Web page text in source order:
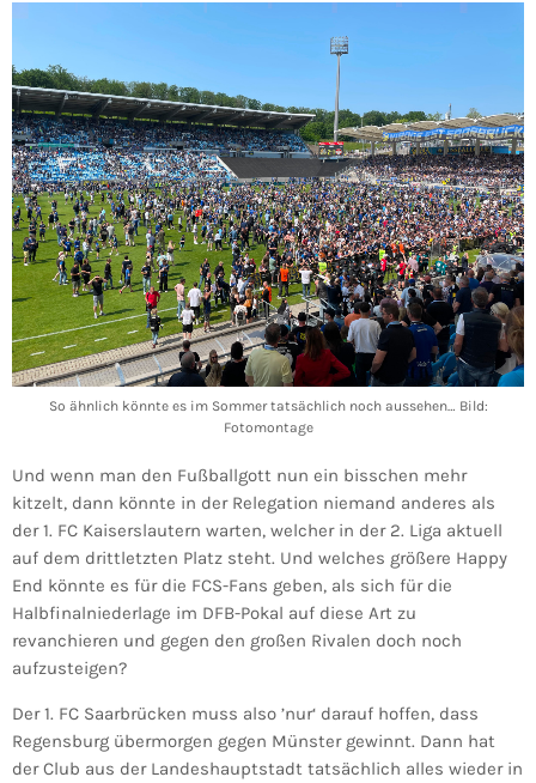
So ähnlich könnte es im Sommer tatsächlich noch aussehen… Bild:
Fotomontage
Und wenn man den Fußballgott nun ein bisschen mehr
kitzelt, dann könnte in der Relegation niemand anderes als
der 1. FC Kaiserslautern warten, welcher in der 2. Liga aktuell
auf dem drittletzten Platz steht. Und welches größere Happy
End könnte es für die FCS-Fans geben, als sich für die
Halbfinalniederlage im DFB-Pokal auf diese Art zu
revanchieren und gegen den großen Rivalen doch noch
aufzusteigen?
Der 1. FC Saarbrücken muss also ’nur‘ darauf hoffen, dass
Regensburg übermorgen gegen Münster gewinnt. Dann hat
der Club aus der Landeshauptstadt tatsächlich alles wieder in